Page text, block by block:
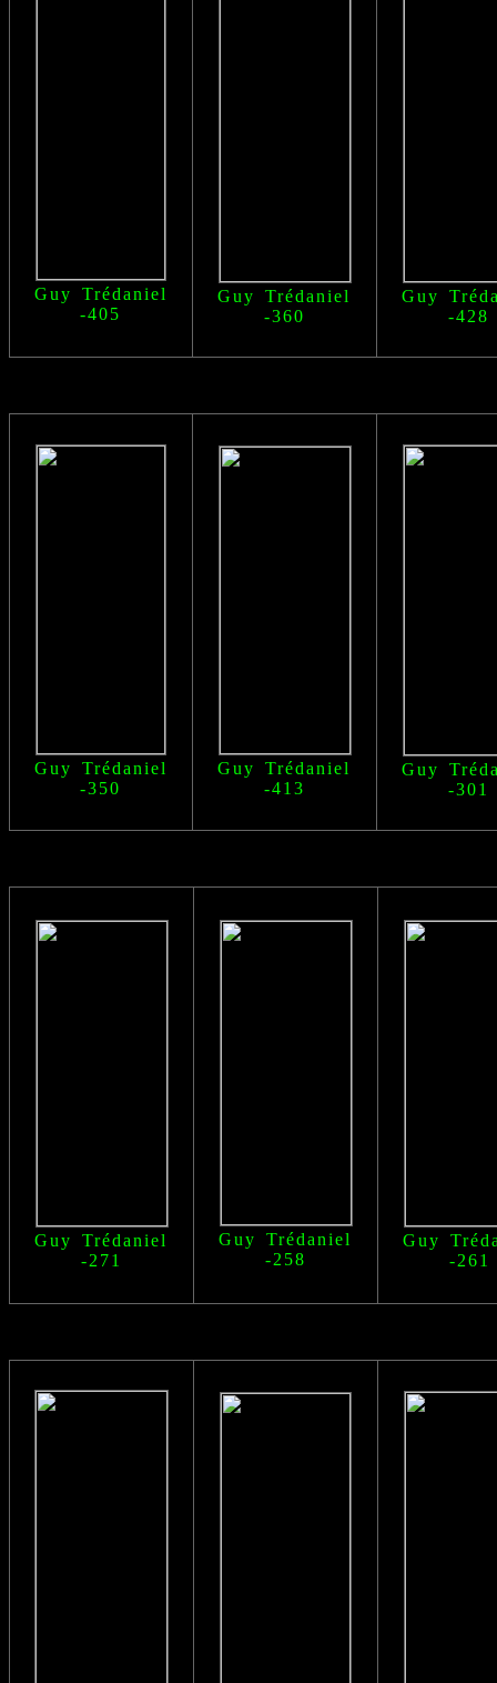
Guy Trédaniel
-405
Guy Trédaniel
-360
Guy
-428
Guy Trédaniel
-350
Guy Trédaniel
-413
Guy
-301
Guy Trédaniel
-271
Guy Trédaniel
-258
Guy
-261